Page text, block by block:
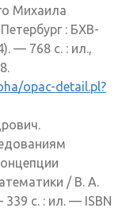
Михаила
: БХВ-
— 768 с. : ил.,
opac-detail.pl?
/ В. А.
с. : ил. — ISBN